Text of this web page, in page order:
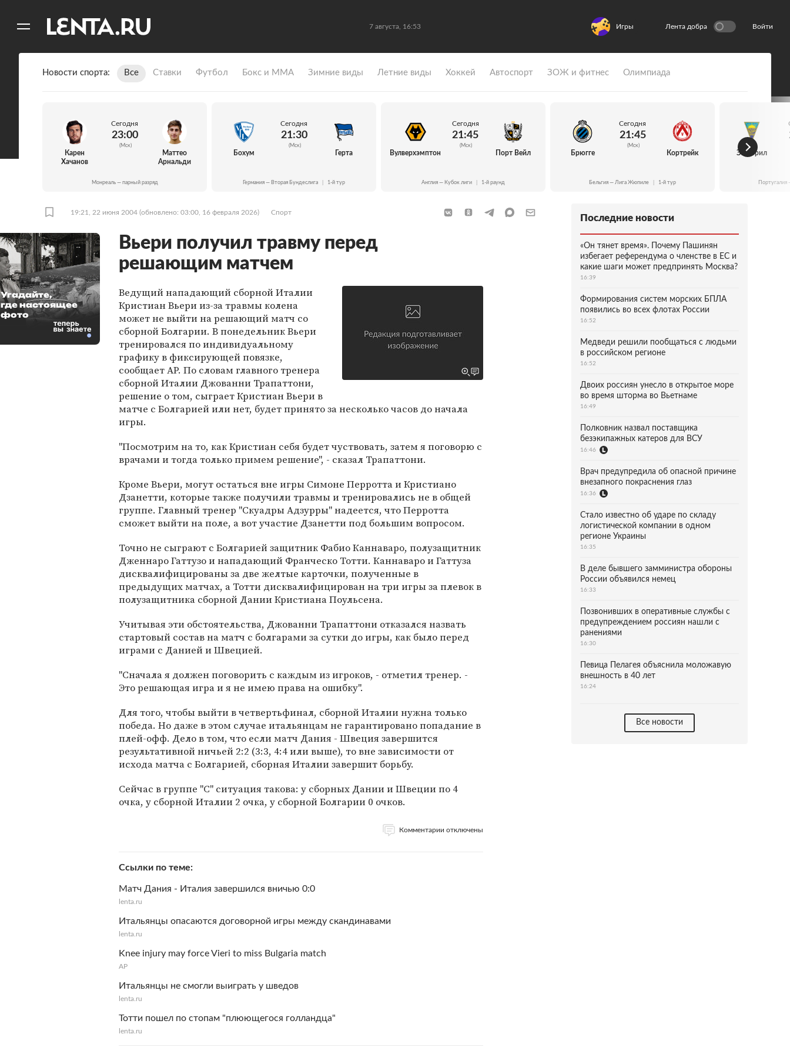
7 августа, 16:53 Игры Лента добра Войти
Новости спорта Все Ставки Футбол Бокс и ММА Зимние виды Летние виды Хоккей Автоспорт ЗОЖ и фитнес Олимпиада
Карен
Хачанов
Сегодня
23:00
(Мск)
Маттео
Арнальди
Монреаль — парный разряд
Бохум
Сегодня
21:30
(Мск)
Герта
Германия — Вторая Бундеслига 1-й тур
Вулверхэмптон
Сегодня
21:45
(Мск)
Порт Вейл
Англия — Кубок лиги 1-й раунд
Брюгге
Сегодня
21:45
(Мск)
Кортрейк
Бельгия — Лига Жюпиле 1-й тур
Эшторил
19:21, 22 июня 2004 (обновлено: 03:00, 16 февраля 2026) Спорт
Вьери получил травму перед
решающим матчем
Ведущий нападающий сборной Италии
Кристиан Вьери из-за травмы колена
может не выйти на решающий матч со
сборной Болгарии. В понедельник Вьери
тренировался по индивидуальному
графику в фиксирующей повязке,
сообщает АР. По словам главного тренера
сборной Италии Джованни Трапаттони,
решение о том, сыграет Кристиан Вьери в
матче с Болгарией или нет, будет принято за несколько часов до начала
игры.
"Посмотрим на то, как Кристиан себя будет чуствовать, затем я поговорю с
врачами и тогда только примем решение", - сказал Трапаттони.
Кроме Вьери, могут остаться вне игры Симоне Перротта и Кристиано
Дзанетти, которые также получили травмы и тренировались не в общей
группе. Главный тренер "Скуадры Адзурры" надеется, что Перротта
сможет выйти на поле, а вот участие Дзанетти под большим вопросом.
Точно не сыграют с Болгарией защитник Фабио Каннаваро, полузащитник
Дженнаро Гаттузо и нападающий Франческо Тотти. Каннаваро и Гаттуза
дисквалифицированы за две желтые карточки, полученные в
предыдущих матчах, а Тотти дисквалифицирован на три игры за плевок в
полузащитника сборной Дании Кристиана Поульсена.
Учитывая эти обстоятельства, Джованни Трапаттони отказался назвать
стартовый состав на матч с болгарами за сутки до игры, как было перед
играми с Данией и Швецией.
"Сначала я должен поговорить с каждым из игроков, - отметил тренер. -
Это решающая игра и я не имею права на ошибку".
Для того, чтобы выйти в четвертьфинал, сборной Италии нужна только
победа. Но даже в этом случае итальянцам не гарантировано попадание в
плей-офф. Дело в том, что если матч Дания - Швеция завершится
результативной ничьей 2:2 (3:3, 4:4 или выше), то вне зависимости от
исхода матча с Болгарией, сборная Италии завершит борьбу.
Сейчас в группе "С" ситуация такова: у сборных Дании и Швеции по 4
очка, у сборной Италии 2 очка, у сборной Болгарии 0 очков.
Комментарии отключены
Ссылки по теме
Матч Дания - Италия завершился вничью 0:0
lenta.ru
Итальянцы опасаются договорной игры между скандинавами
lenta.ru
Knee injury may force Vieri to miss Bulgaria match
AP
Итальянцы не смогли выиграть у шведов
lenta.ru
Тотти пошел по стопам "плюющегося голландца"
lenta.ru
Угадайте,
где настоящее
фото
Последние новости
«Он тянет время». Почему Пашинян
избегает референдума о членстве в ЕС и
какие шаги может предпринять Москва?
16:39
Формирования систем морских БПЛА
появились во всех флотах России
16:52
Медведи решили пообщаться с людьми
в российском регионе
16:52
Двоих россиян унесло в открытое море
во время шторма во Вьетнаме
16:49
Полковник назвал поставщика
безэкипажных катеров для ВСУ
16:46
Врач предупредила об опасной причине
внезапного покраснения глаз
16:36
Стало известно об ударе по складу
логистической компании в одном
регионе Украины
16:35
В деле бывшего замминистра обороны
России объявился немец
16:33
Позвонивших в оперативные службы с
предупреждением россиян нашли с
ранениями
16:30
Певица Пелагея объяснила моложавую
внешность в 40 лет
16:24
Все новости